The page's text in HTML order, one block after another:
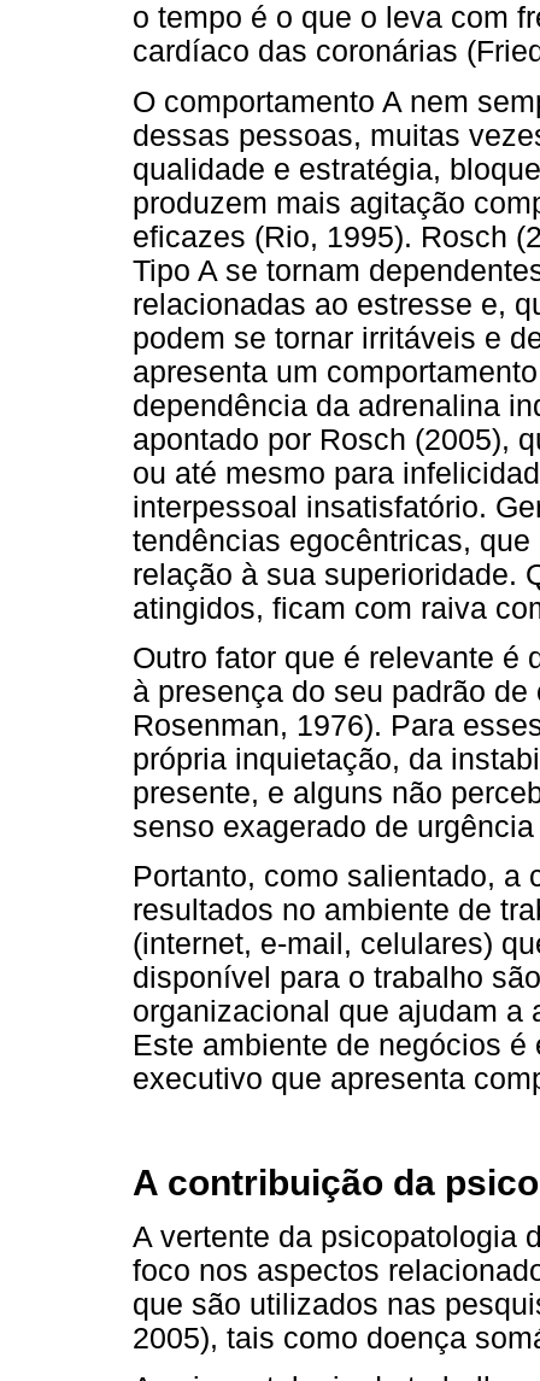
o tempo é o que o leva com
cardíaco das coronárias
O comportamento A nem
dessas pessoas, muitas
qualidade e estratégia,
produzem mais agitação
eficazes (Rio, 1995). Rosch
Tipo A se tornam
relacionadas ao estresse e,
podem se tornar irritáveis e
apresenta um
dependência da adrenalina
apontado por Rosch (2005),
ou até mesmo para
interpessoal insatisfatório.
tendências egocêntricas,
relação à sua superioridade.
atingidos, ficam com raiva
Outro fator que é relevante é
à presença do seu padrão
Rosenman, 1976). Para
própria inquietação, da
presente, e alguns não
senso exagerado de
Portanto, como salientado, a
resultados no ambiente de
(internet, e-mail, celulares)
disponível para o trabalho
organizacional que ajudam a
Este ambiente de negócios
executivo que apresenta
A contribuição da
A vertente da psicopatologia
foco nos aspectos
que são utilizados nas
2005), tais como doença